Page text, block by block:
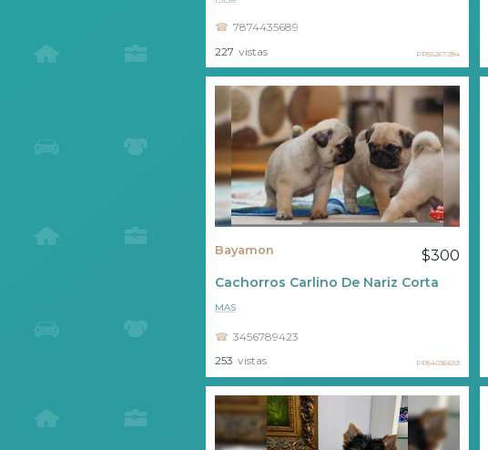
7874435689
227 vistas PR55267284
Bayamon $300
Cachorros Carlino De Nariz Corta
3456789423
MAS
253 vistas PR54036653